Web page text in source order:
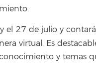
el 27 de julio y
virtual. Es
y temas